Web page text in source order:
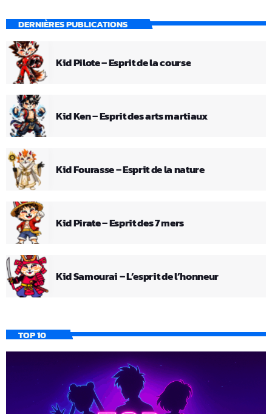
DERNIÈRES PUBLICATIONS
Kid Pilote – Esprit de la course
Kid Ken – Esprit des arts martiaux
Kid Fourasse – Esprit de la nature
Kid Pirate – Esprit des 7 mers
Kid Samourai – L’esprit de l’honneur
TOP 10